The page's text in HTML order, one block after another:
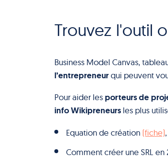
Trouvez l'outil
Business Model Canvas,
l’entrepreneurqui peuvent
Pour aider les porteurs de
info Wikipreneurs les plus
Equation de création (fiche)
Comment créer une SRL en